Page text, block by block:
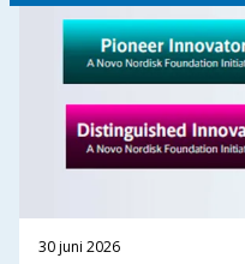
30 juni 2026